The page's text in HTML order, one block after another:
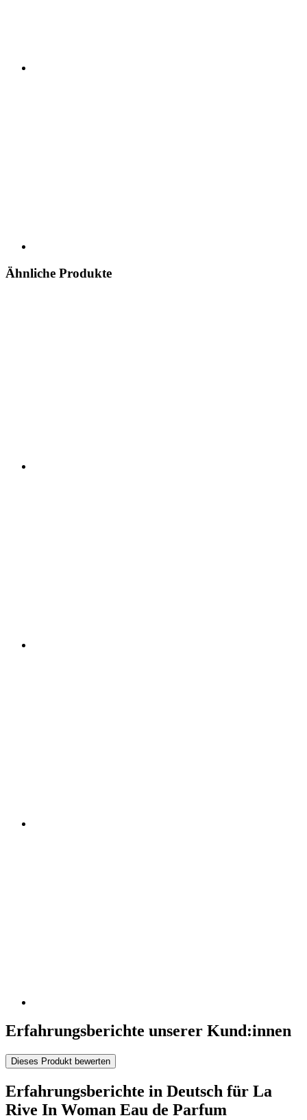
Ähnliche Produkte
Erfahrungsberichte unserer Kund:innen
Dieses Produkt bewerten
Erfahrungsberichte in Deutsch für La
Rive In Woman Eau de Parfum